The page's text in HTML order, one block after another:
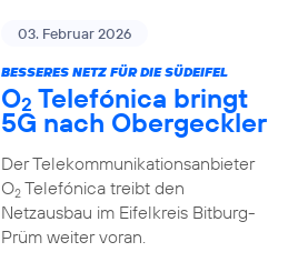
03. Februar 2026
BESSERES NETZ FÜR DIE SÜDEIFEL
O2 Telefónica bringt
5G nach Obergeckler
Der Telekommunikationsanbieter
O2Telefónica treibt den
Netzausbau im Eifelkreis Bitburg-
Prüm weiter voran.